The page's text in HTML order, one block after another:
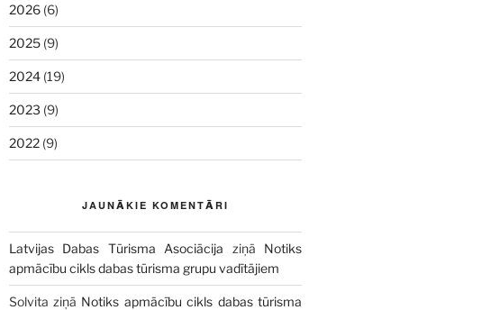
2026(6)
2025(9)
2024(19)
2023 (9)
2022(9)
JAUNĀKIE KOMENTĀRI
Latvijas Dabas Tūrisma Asociācija ziņā Notiks
apmācību cikls dabas tūrisma grupu vadītājiem
Solvita ziņā Notiks apmācību cikls dabas tūrisma